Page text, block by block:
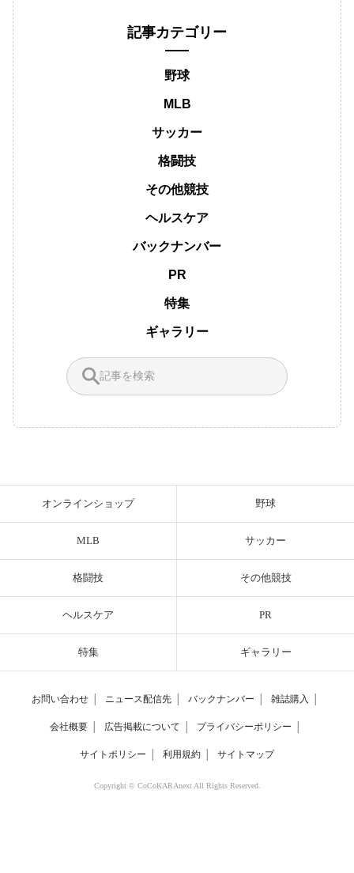
記事カテゴリー
野球
MLB
サッカー
格闘技
その他競技
ヘルスケア
バックナンバー
PR
特集
ギャラリー
オンラインショップ 野球
MLB サッカー
格闘技 その他競技
ヘルスケア PR
特集 ギャラリー
お問い合わせ ニュース配信先 バックナンバー 雑誌購入
会社概要 広告掲載について プライバシーポリシー
サイトポリシー 利用規約 サイトマップ
Copyright © CoCoKARAnext All Rights Reserved.